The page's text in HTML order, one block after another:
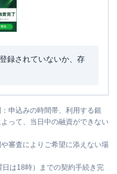
録されていないか、存
申込みの時間帯、利用する銀
って、当日中の融資ができない
審査によりご希望に添えない場
は18時）までの契約手続き完